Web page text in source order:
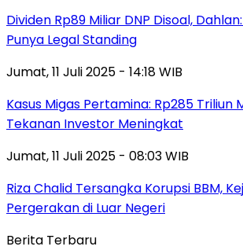
Dividen Rp89 Miliar DNP Disoal,
Punya Legal Standing
Jumat, 11 Juli 2025 - 14:18 WIB
Kasus Migas Pertamina: Rp285 Triliun
Tekanan Investor Meningkat
Jumat, 11 Juli 2025 - 08:03 WIB
Riza Chalid Tersangka Korupsi BBM,
Pergerakan di Luar Negeri
Berita Terbaru